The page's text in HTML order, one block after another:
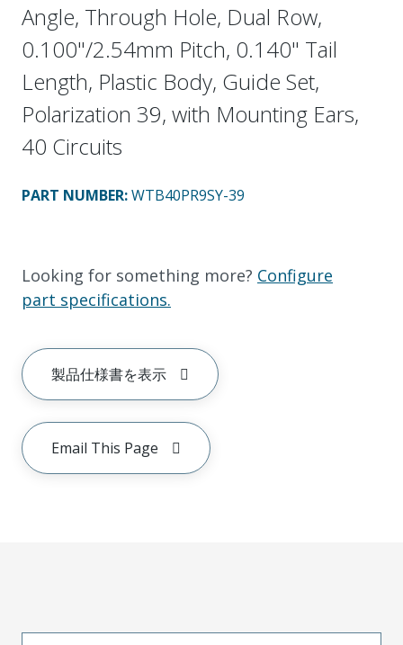
Angle, Through Hole, Dual Row,
0.100"/2.54mm Pitch, 0.140" Tail
Length, Plastic Body, Guide Set,
Polarization 39, with Mounting Ears,
40 Circuits
PART NUMBER:WTB40PR9SY-39
Looking for something more? Configure
part specifications.
製品仕様書を表示
Email This Page